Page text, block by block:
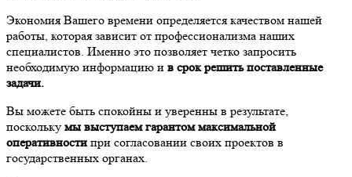
Экономия Вашего времени определяется качеством нашей
работы, которая зависит от профессионализма наших
специалистов. Именно это позволяет четко запросить
необходимую информацию и в срок решить поставленные
задачи.
Вы можете быть спокойны и уверенны в результате,
поскольку мы выступаем гарантом максимальной
оперативности при согласовании своих проектов в
государственных органах.